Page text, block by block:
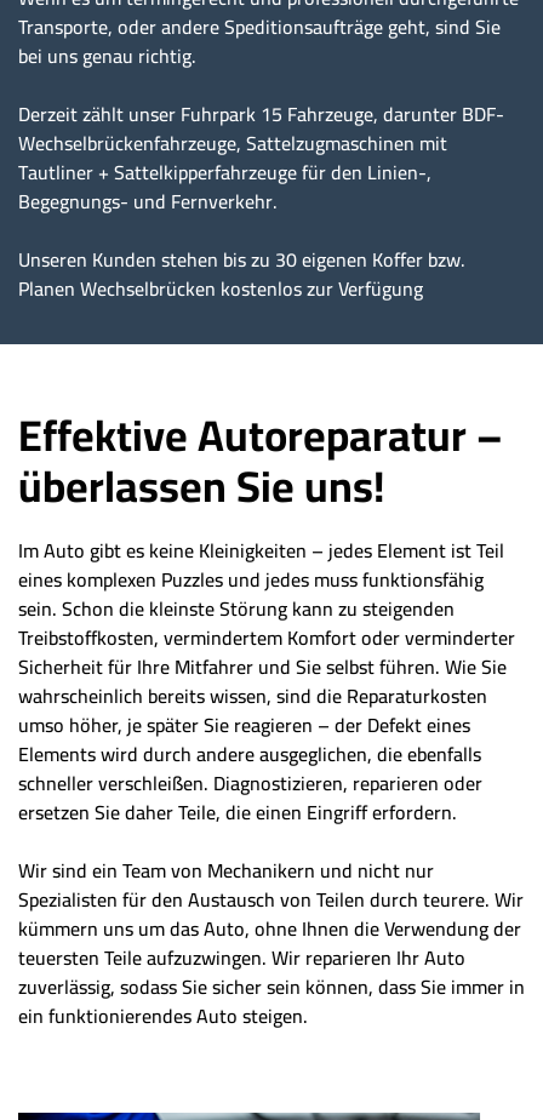
Transporte, oder andere Speditionsaufträge geht, sind Sie
bei uns genau richtig.
Derzeit zählt unser Fuhrpark 15 Fahrzeuge, darunter BDF-
Wechselbrückenfahrzeuge, Sattelzugmaschinen mit
Tautliner + Sattelkipperfahrzeuge für den Linien-,
Begegnungs- und Fernverkehr.
Unseren Kunden stehen bis zu 30 eigenen Koffer bzw.
Planen Wechselbrücken kostenlos zur Verfügung
Effektive Autoreparatur –
überlassen Sie uns!
Im Auto gibt es keine Kleinigkeiten – jedes Element ist Teil
eines komplexen Puzzles und jedes muss funktionsfähig
sein. Schon die kleinste Störung kann zu steigenden
Treibstoffkosten, vermindertem Komfort oder verminderter
Sicherheit für Ihre Mitfahrer und Sie selbst führen. Wie Sie
wahrscheinlich bereits wissen, sind die Reparaturkosten
umso höher, je später Sie reagieren – der Defekt eines
Elements wird durch andere ausgeglichen, die ebenfalls
schneller verschleißen. Diagnostizieren, reparieren oder
ersetzen Sie daher Teile, die einen Eingriff erfordern.
Wir sind ein Team von Mechanikern und nicht nur
Spezialisten für den Austausch von Teilen durch teurere. Wir
kümmern uns um das Auto, ohne Ihnen die Verwendung der
teuersten Teile aufzuzwingen. Wir reparieren Ihr Auto
zuverlässig, sodass Sie sicher sein können, dass Sie immer in
ein funktionierendes Auto steigen.